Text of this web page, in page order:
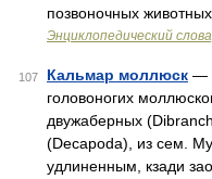
позвоночных
Энциклопедический
107 Кальмар моллюск —
головоногих
двyжaбepныx
(Decapoda), из сем.
удлиненным, кзади